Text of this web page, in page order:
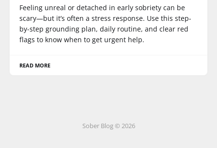
Feeling unreal or detached in early sobriety can be
scary—but it’s often a stress response. Use this step-
by-step grounding plan, daily routine, and clear red
flags to know when to get urgent help.
READ MORE
Sober Blog © 2026